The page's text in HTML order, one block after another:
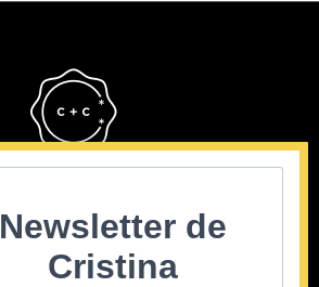
Newsletter de
Cristina